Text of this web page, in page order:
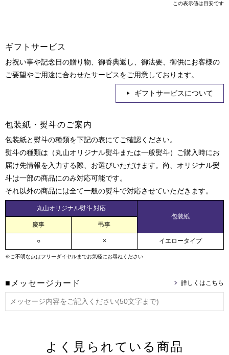
この表示値は目安です
ギフトサービス
お祝い事や記念日の贈り物、御香典返し、御法要、御供にお客様の
ご要望やご用途に合わせたサービスをご用意しております。
ギフトサービスについて
包装紙・熨斗のご案内
包装紙と熨斗の種類を下記の表にてご確認ください。
熨斗の種類は（丸山オリジナル熨斗または一般熨斗）ご購入時にお
届け先情報を入力する際、お選びいただけます。尚、オリジナル熨
斗は一部の商品にのみ対応可能です。
それ以外の商品には全て一般の熨斗で対応させていただきます。
丸山オリジナル熨斗 対応
包装紙
慶事
弔事
○ × イエロータイプ
※ご不明な点はフリーダイヤルまでお気軽にお尋ねください
■メッセージカード
よく見られている商品